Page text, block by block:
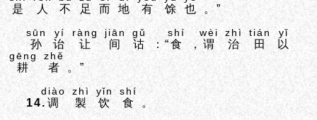
是
人 不 足 而 地 有 馀 也 。”
孙
sūn
诒
yí
让
ràng
间
jiān
诂
gǔ
：“食
shí
， 谓
wèi
治
zhì
田
tián
以
yǐ
耕
gēng
者
zhě
。”
14. 调
diào
製
zhì
饮
yǐn
食
shí
。